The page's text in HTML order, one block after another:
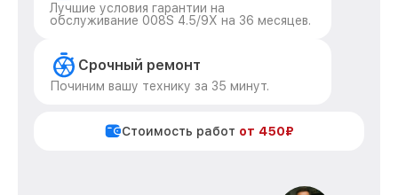
Лучшие условия гарантии на
обслуживание 008S 4.5/9X на 36 месяцев.
Срочный ремонт
Починим вашу технику за 35 минут.
Стоимость работ от 450₽